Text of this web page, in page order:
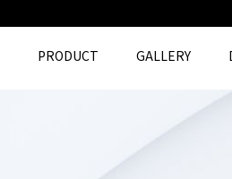
PRODUCT GALLERY